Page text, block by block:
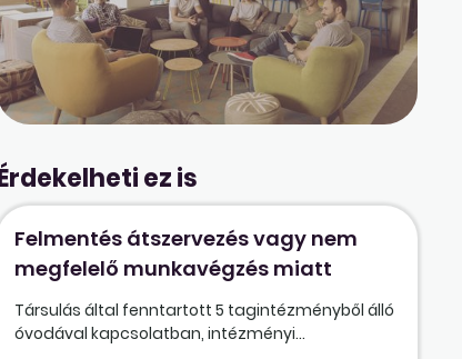
ez is
Felmentés átszervezés vagy nem
megfelelő munkavégzés miatt
Társulás által fenntartott 5 tagintézményből álló
óvodával kapcsolatban, intézményi...